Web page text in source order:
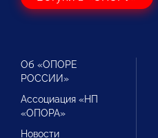
Об «ОПОРЕ
РОССИИ»
Ассоциация «НП
«ОПОРА»
Новости